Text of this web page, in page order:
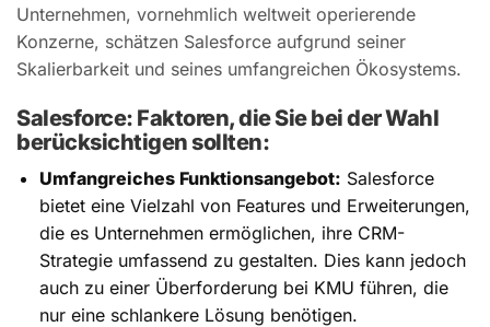
Unternehmen, vornehmlich weltweit operierende
Konzerne, schätzen Salesforce aufgrund seiner
Skalierbarkeit und seines umfangreichen Ökosystems.
Salesforce: Faktoren, die Sie bei der Wahl
berücksichtigen sollten:
Umfangreiches Funktionsangebot: Salesforce
bietet eine Vielzahl von Features und Erweiterungen,
die es Unternehmen ermöglichen, ihre CRM-
Strategie umfassend zu gestalten. Dies kann jedoch
auch zu einer Überforderung bei KMU führen, die
nur eine schlankere Lösung benötigen.